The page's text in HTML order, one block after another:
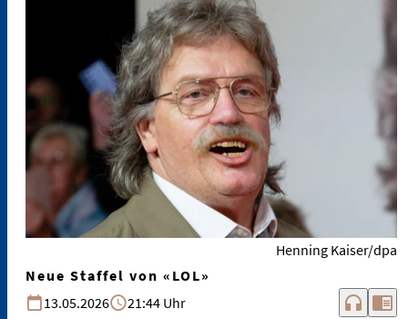
Henning Kaiser/dpa
Neue Staffel von «LOL»
13.05.2026
21:44 Uhr headphones chrome_reader_mode